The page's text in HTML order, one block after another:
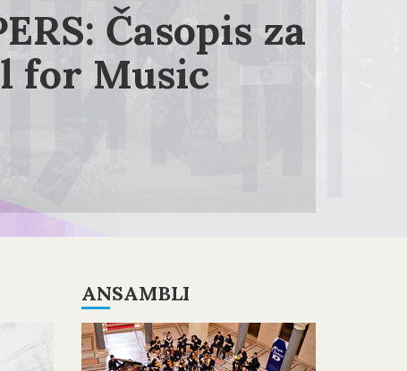
Časopis za
for Music
ANSAMBLI
ANSAMBLI2019-
5.PNG